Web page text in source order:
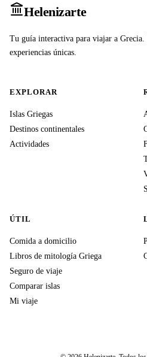
Helenizarte
Tu guía interactiva para viajar a
experiencias únicas.
EXPLORAR
Islas Griegas
Destinos continentales
Actividades
ÚTIL
Comida a domicilio
Libros de mitología Griega
Seguro de viaje
Comparar islas
Mi viaje